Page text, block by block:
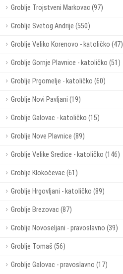
Groblje Trojstveni Markovac (97)
Groblje Svetog Andrije (550)
Groblje Veliko Korenovo - katoličko (47)
Groblje Gornje Plavnice - katoličko (51)
Groblje Prgomelje - katoličko (60)
Groblje Novi Pavljani (19)
Groblje Galovac - katoličko (15)
Groblje Nove Plavnice (89)
Groblje Velike Sredice - katoličko (146)
Groblje Klokočevac (61)
Groblje Hrgovljani - katoličko (89)
Groblje Brezovac (87)
Groblje Novoseljani - pravoslavno (39)
Groblje Tomaš (56)
Groblje Galovac - pravoslavno (17)